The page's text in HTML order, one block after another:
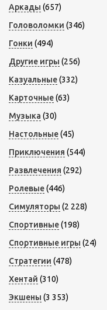
Аркады (657)
Головоломки (346)
Гонки (494)
Другие игры (256)
Казуальные(332)
Карточные(63)
Музыка (30)
Настольные(45)
Приключения (544)
Развлечения (292)
Ролевые(446)
Симуляторы (2 228)
Спортивные(198)
Спортивные игры (24)
Стратегии (478)
Хентай (310)
Экшены (3 353)